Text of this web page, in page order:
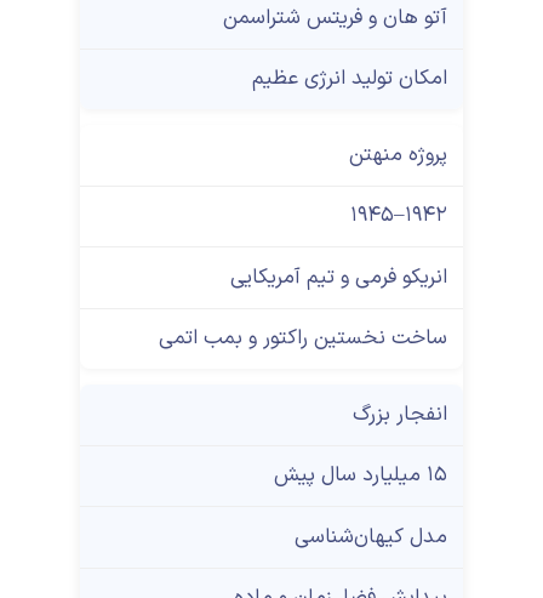
آتو هان و فریتس شتراسمن
امکان تولید انرژی عظیم
پروژه منهتن
۱۹۴۲–۱۹۴۵
انریکو فرمی و تیم آمریکایی
ساخت نخستین راکتور و بمب اتمی
انفجار بزرگ
۱۵ میلیارد سال پیش
مدل کیهان‌شناسی